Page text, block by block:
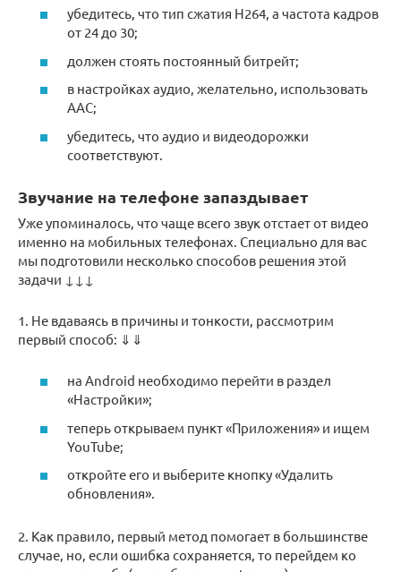
убедитесь, что тип сжатия H264, а частота кадров
от 24 до 30;
должен стоять постоянный битрейт;
в настройках аудио, желательно, использовать
AAC;
убедитесь, что аудио и видеодорожки
соответствуют.
Звучание на телефоне запаздывает
Уже упоминалось, что чаще всего звук отстает от видео
именно на мобильных телефонах. Специально для вас
мы подготовили несколько способов решения этой
задачи ↓↓↓
1. Не вдаваясь в причины и тонкости, рассмотрим
первый способ: ⇓⇓
на Android необходимо перейти в раздел
«Настройки»;
теперь открываем пункт «Приложения» и ищем
YouTube;
откройте его и выберите кнопку «Удалить
обновления».
2. Как правило, первый метод помогает в большинстве
случае, но, если ошибка сохраняется, то перейдем ко